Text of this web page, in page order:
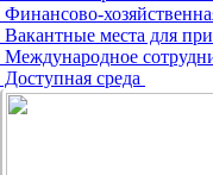
Финансово-
Вакантные места для
Международное
Доступная среда